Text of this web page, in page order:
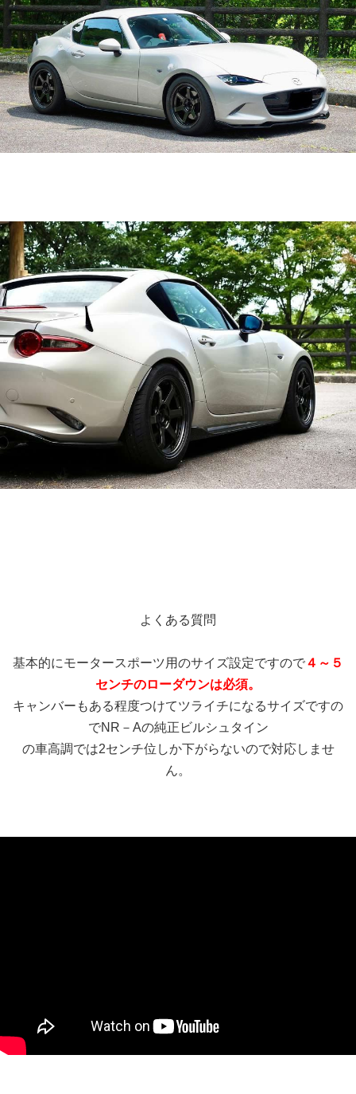
よくある質問
基本的にモータースポーツ用のサイズ設定ですので４～５
センチのローダウンは必須。
キャンバーもある程度つけてツライチになるサイズですの
でNR－Aの純正ビルシュタイン
の車高調では2センチ位しか下がらないので対応しませ
ん。